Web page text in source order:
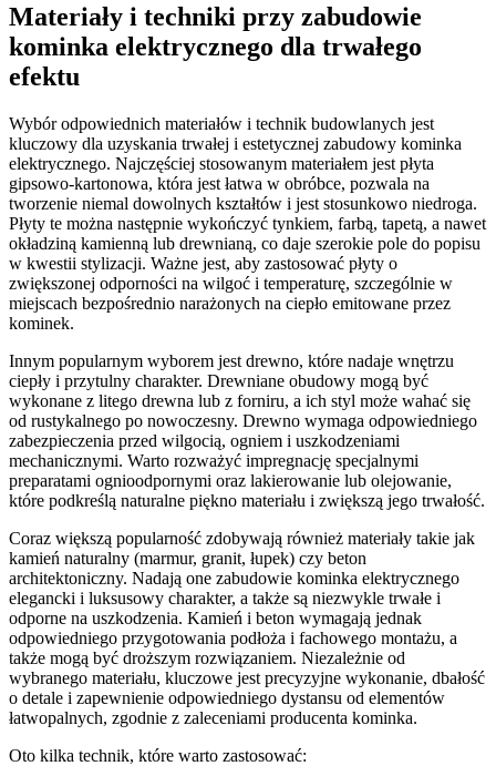
Materiały i techniki przy zabudowie
kominka elektrycznego dla trwałego
efektu
Wybór odpowiednich materiałów i technik budowlanych jest
kluczowy dla uzyskania trwałej i estetycznej zabudowy kominka
elektrycznego. Najczęściej stosowanym materiałem jest płyta
gipsowo-kartonowa, która jest łatwa w obróbce, pozwala na
tworzenie niemal dowolnych kształtów i jest stosunkowo niedroga.
Płyty te można następnie wykończyć tynkiem, farbą, tapetą, a nawet
okładziną kamienną lub drewnianą, co daje szerokie pole do popisu
w kwestii stylizacji. Ważne jest, aby zastosować płyty o
zwiększonej odporności na wilgoć i temperaturę, szczególnie w
miejscach bezpośrednio narażonych na ciepło emitowane przez
kominek.
Innym popularnym wyborem jest drewno, które nadaje wnętrzu
ciepły i przytulny charakter. Drewniane obudowy mogą być
wykonane z litego drewna lub z forniru, a ich styl może wahać się
od rustykalnego po nowoczesny. Drewno wymaga odpowiedniego
zabezpieczenia przed wilgocią, ogniem i uszkodzeniami
mechanicznymi. Warto rozważyć impregnację specjalnymi
preparatami ognioodpornymi oraz lakierowanie lub olejowanie,
które podkreślą naturalne piękno materiału i zwiększą jego trwałość.
Coraz większą popularność zdobywają również materiały takie jak
kamień naturalny (marmur, granit, łupek) czy beton
architektoniczny. Nadają one zabudowie kominka elektrycznego
elegancki i luksusowy charakter, a także są niezwykle trwałe i
odporne na uszkodzenia. Kamień i beton wymagają jednak
odpowiedniego przygotowania podłoża i fachowego montażu, a
także mogą być droższym rozwiązaniem. Niezależnie od
wybranego materiału, kluczowe jest precyzyjne wykonanie, dbałość
o detale i zapewnienie odpowiedniego dystansu od elementów
łatwopalnych, zgodnie z zaleceniami producenta kominka.
Oto kilka technik, które warto zastosować: